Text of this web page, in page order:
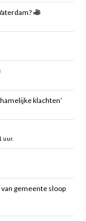
klachten’
uur.
gemeente sloop